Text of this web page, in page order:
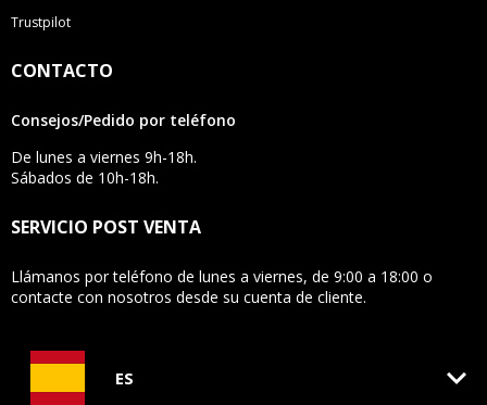
CONTACTO
Consejos/Pedido por teléfono
De lunes a viernes 9h-18h.
Sábados de 10h-18h.
SERVICIO POST VENTA
Llámanos por teléfono de lunes a viernes, de 9:00 a 18:00 o
contacte con nosotros desde su cuenta de cliente.
ES keyboard_arrow_down
Trustpilot